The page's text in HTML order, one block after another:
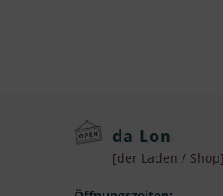
da Lon
[der Laden / Shop]